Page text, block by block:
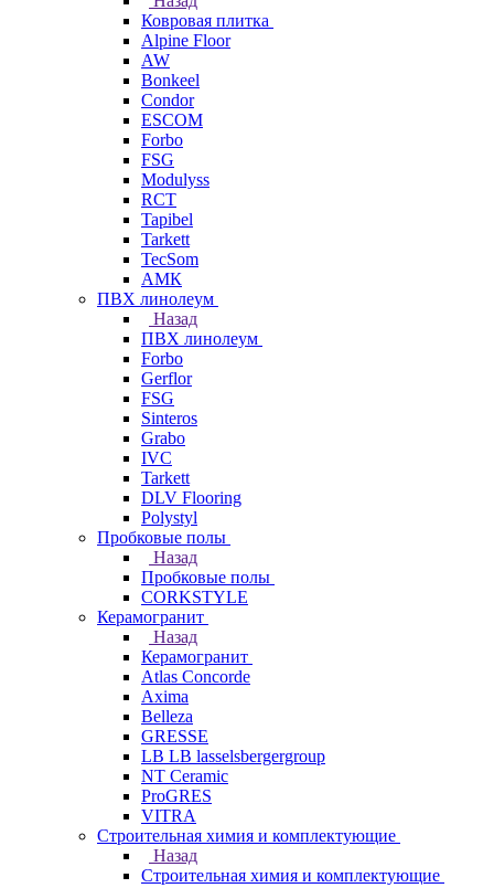
Ковровая плитка
Alpine Floor
AW
Bonkeel
Condor
ESCOM
Forbo
FSG
Modulyss
RCT
Tapibel
Tarkett
TecSom
АМК
ПВХ линолеум
Назад
ПВХ линолеум
Forbo
Gerflor
FSG
Sinteros
Grabo
IVC
Tarkett
DLV Flooring
Polystyl
Пробковые полы
Назад
Пробковые полы
CORKSTYLE
Керамогранит
Назад
Керамогранит
Atlas Concorde
Axima
Belleza
GRESSE
LB LB lasselsbergergroup
NT Ceramic
ProGRES
VITRA
Строительная химия и комплектующие
Назад
Строительная химия и комплектующие